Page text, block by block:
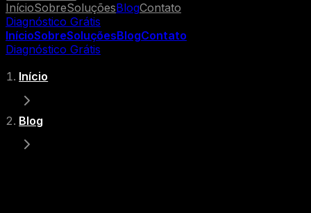
InícioSobreSoluçõesBlogContato
Diagnóstico Grátis
InícioSobreSoluçõesBlogContato
Diagnóstico Grátis
Início
Blog